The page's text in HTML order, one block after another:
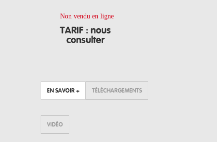
Non vendu en ligne
TARIF : nous
consulter
EN SAVOIR + TÉLÉCHARGEMENTS
VIDÉO